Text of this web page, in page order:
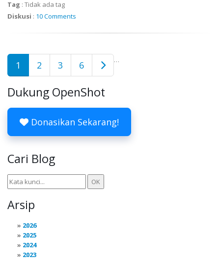
Tag : Tidak ada tag
Diskusi : 10 Comments
1 2 3 …
6
Dukung OpenShot
Donasikan Sekarang!
Cari Blog
Arsip
2026
2025
2024
2023